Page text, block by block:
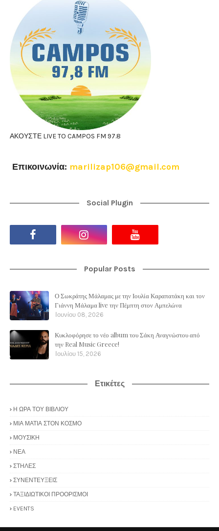
ΑΚΟΥΣΤΕ LIVE TO CAMPOS FM 97.8
Επικοινωνία: marilizap106@gmail.com
Social Plugin
Popular Posts
Ο Σωκράτης Μάλαμας με την Ιουλία Καραπατάκη και τον
Γιάννη Μάλαμα live την Πέμπτη στον Αμπελώνα
Ιουνίου 08, 2026
Κυκλοφόρησε το νέο album του Σάκη Αναγνώστου από
την Real Music Greece!
Ιουλίου 15, 2026
Ετικέτες
Η ΩΡΑ ΤΟΥ ΒΙΒΛΙΟΥ
ΜΙΑ ΜΑΤΙΑ ΣΤΟΝ ΚΟΣΜΟ
ΜΟΥΣΙΚΗ
ΝΕΑ
ΣΤΗΛΕΣ
ΣΥΝΕΝΤΕΥΞΕΙΣ
ΤΑΞΙΔΙΩΤΙΚΟΙ ΠΡΟΟΡΙΣΜΟΙ
EVENTS